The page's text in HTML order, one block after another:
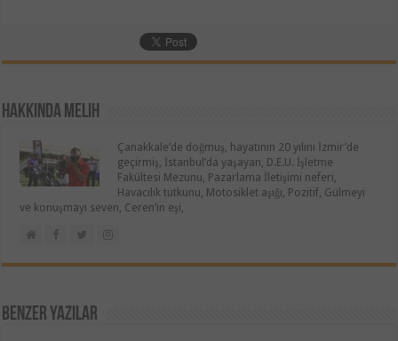
Hakkında Melih
Çanakkale’de doğmuş, hayatının 20 yılını İzmir’de
geçirmiş, İstanbul’da yaşayan, D.E.U. İşletme
Fakültesi Mezunu, Pazarlama İletişimi neferi,
Havacılık tutkunu, Motosiklet aşığı, Pozitif, Gülmeyi
ve konuşmayı seven, Ceren’in eşi,
Benzer Yazılar